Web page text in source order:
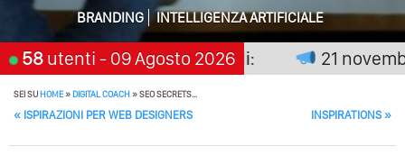
Perché Pubblicare Non Basta Più? Contenuti Di Valore O
Solo Rumore…
Perché Non Guadagni Sui Social Media? Probabilmente
Tutto Peggiorerà
Quali Sono Gli Errori Della Comunicazione Politica? Il
Caso Delle Braccia Incrociate
BRANDING
INTELLIGENZA ARTIFICIALE
58 utenti - 09 Agosto 2026
premia chi aspetta, scegli: 21 novembre
SEI SUHOME»DIGITAL COACH»SEO SECRETS…
POST NAVIGATION
« ISPIRAZIONI PER WEB DESIGNERS INSPIRATIONS »